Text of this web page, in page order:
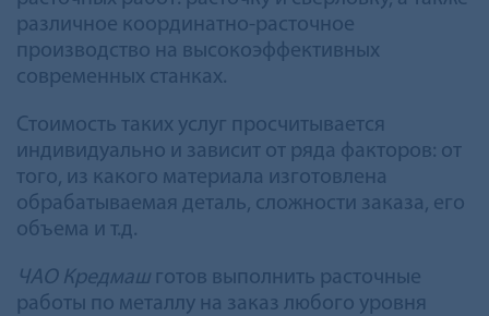
различное координатно-расточное
производство на высокоэффективных
современных станках.
Стоимость таких услуг просчитывается
индивидуально и зависит от ряда факторов: от
того, из какого материала изготовлена
обрабатываемая деталь, сложности заказа, его
объема и т.д.
ЧАО Кредмаш готов выполнить расточные
работы по металлу на заказ любого уровня